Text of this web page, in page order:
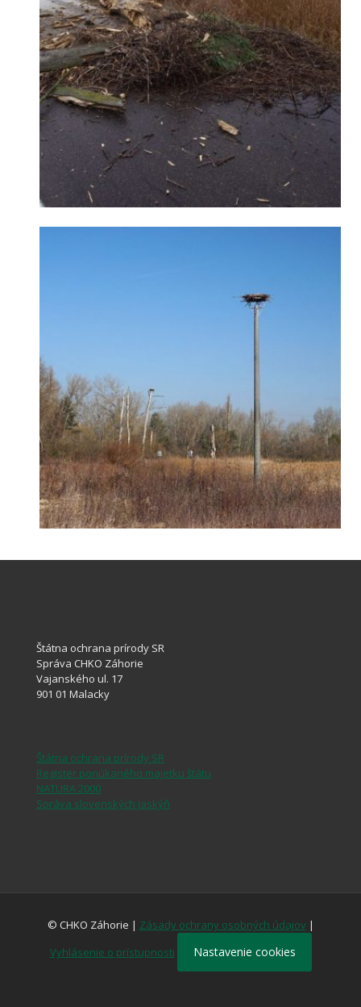
Štátna ochrana prírody SR
Správa CHKO Záhorie
Vajanského ul. 17
901 01 Malacky
Štátna ochrana prírody SR
Register ponúkaného majetku štátu
NATURA 2000
Správa slovenských jaskýň
© CHKO Záhorie | Zásady ochrany osobných údajov |
Vyhlásenie o prístupnosti
Nastavenie cookies